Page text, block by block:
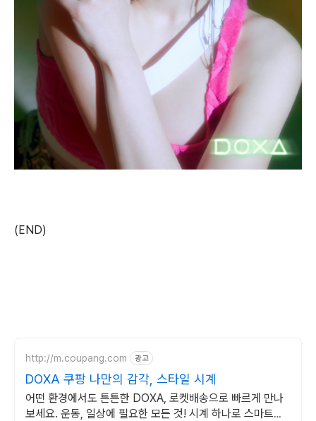
(END)
http://m.coupang.com 광고
DOXA 쿠팡 나만의 감각, 스타일 시계
어떤 환경에서도 튼튼한 DOXA, 로켓배송으로 빠르게 만나
보세요. 운동, 일상에 필요한 모든 것! 시계 하나로 스마트하